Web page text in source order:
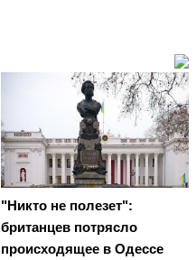
"Никто не полезет":
британцев потрясло
происходящее в Одессе